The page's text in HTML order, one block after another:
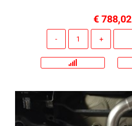
€ 788,02